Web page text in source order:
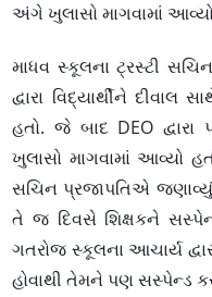
અંગે ખુલાસો માગવામાં
માધવ સ્કૂલના ટ્રસ્ટી
દ્વારા વિદ્યાર્થીને દીવાલ
હતો. જે બાદ DEO
ખુલાસો માગવામાં આવ્યો
સચિન પ્રજાપતિએ
તે જ દિવસે શિક્ષકને
ગતરોજ સ્કૂલના આચાર્ય
હોવાથી તેમને પણ સસ્પેન્ડ